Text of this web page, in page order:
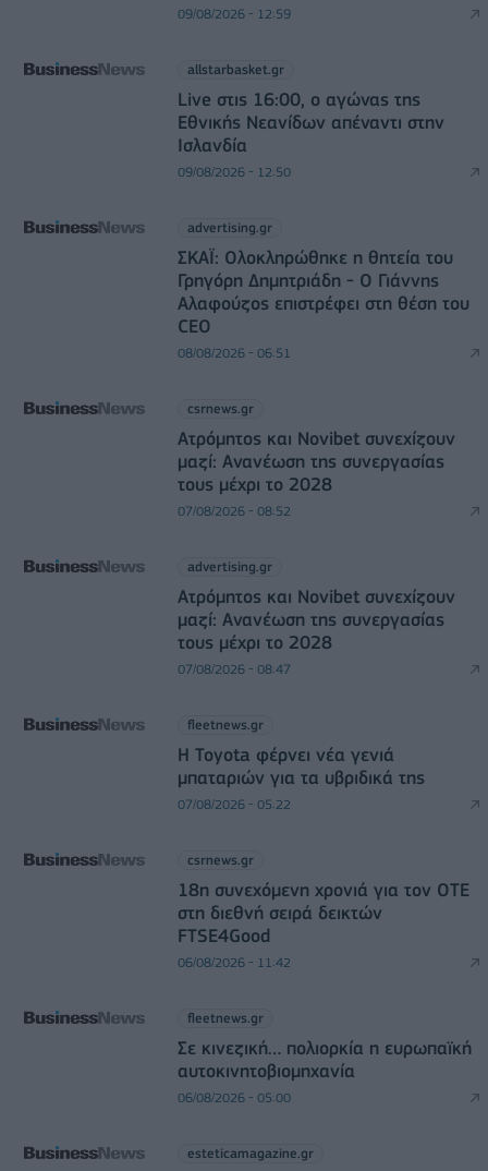
09/08/2026 - 12:59
allstarbasket.gr
Live στις 16:00, ο αγώνας της
Εθνικής Νεανίδων απέναντι στην
Ισλανδία
09/08/2026 - 12:50
advertising.gr
ΣΚΑΪ: Ολοκληρώθηκε η θητεία του
Γρηγόρη Δημητριάδη - Ο Γιάννης
Αλαφούζος επιστρέφει στη θέση του
CEO
08/08/2026 - 06:51
csrnews.gr
Ατρόμητος και Novibet συνεχίζουν
μαζί: Ανανέωση της συνεργασίας
τους μέχρι το 2028
07/08/2026 - 08:52
advertising.gr
Ατρόμητος και Novibet συνεχίζουν
μαζί: Ανανέωση της συνεργασίας
τους μέχρι το 2028
07/08/2026 - 08:47
fleetnews.gr
Η Toyota φέρνει νέα γενιά
μπαταριών για τα υβριδικά της
07/08/2026 - 05:22
csrnews.gr
18η συνεχόμενη χρονιά για τον ΟΤΕ
στη διεθνή σειρά δεικτών
FTSE4Good
06/08/2026 - 11:42
fleetnews.gr
Σε κινεζική… πολιορκία η ευρωπαϊκή
αυτοκινητοβιομηχανία
06/08/2026 - 05:00
esteticamagazine.gr